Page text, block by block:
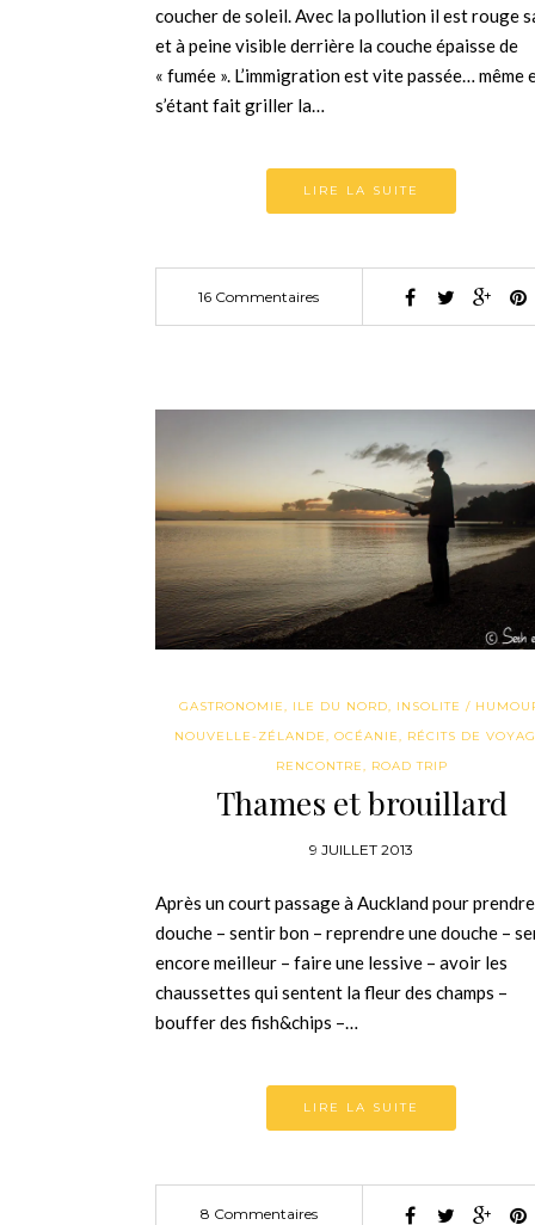
coucher de soleil. Avec la pollution il est rouge
et à peine visible derrière la couche épaisse de
« fumée ». L’immigration est vite passée… même
s’étant fait griller la…
LIRE LA SUITE
16 Commentaires
GASTRONOMIE, ILE DU NORD, INSOLITE /
NOUVELLE-ZÉLANDE, OCÉANIE, RÉCITS DE
RENCONTRE, ROAD TRIP
Thames et brouillard
9 JUILLET 2013
Après un court passage à Auckland pour
douche – sentir bon – reprendre une douche –
encore meilleur – faire une lessive – avoir les
chaussettes qui sentent la fleur des champs –
bouffer des fish&chips –…
LIRE LA SUITE
8 Commentaires